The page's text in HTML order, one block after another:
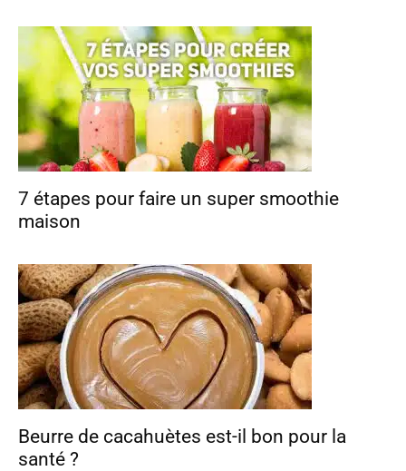
7 étapes pour faire un super smoothie
maison
Beurre de cacahuètes est-il bon pour la
santé ?